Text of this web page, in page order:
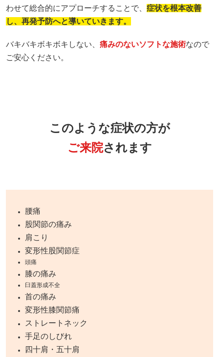
わせて総合的にアプローチすることで、 症状を根本改善
し、再発予防へと導いていきます。
バキバキボキボキしない、 痛みのないソフトな施術なので
ご安心ください。
このような症状の方が
ご来院されます
腰痛
股関節の痛み
肩こり
変形性股関節症
頭痛
膝の痛み
臼蓋形成不全
首の痛み
変形性膝関節痛
ストレートネック
手足のしびれ
四十肩・五十肩